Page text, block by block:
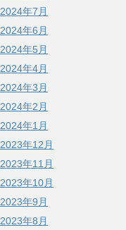
2024年7月
2024年6月
2024年5月
2024年4月
2024年3月
2024年2月
2024年1月
2023年12月
2023年11月
2023年10月
2023年9月
2023年8月